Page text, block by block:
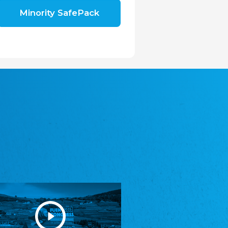
republice, z.s.
Landesversammlung der deutschen Vereine
Sydslesvigsk Forening e. V.
Südschleswigscher Verein
Youth of European Nationalities (YEN)
Jugend Europäischer Volksgruppen (JEV)
Minority SafePack